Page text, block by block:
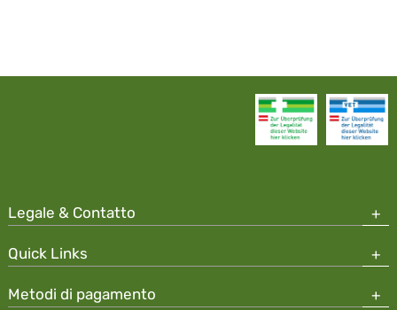
Legale & Contatto
Quick Links
Metodi di pagamento